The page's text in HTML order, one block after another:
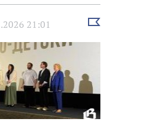
21:01
Выбрать